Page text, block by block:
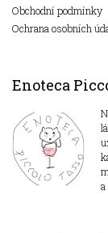
Obchodní podmínky
Ochrana osobních
Enoteca